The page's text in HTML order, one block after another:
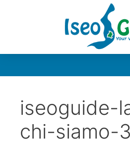
iseoguide-
chi-siamo-3